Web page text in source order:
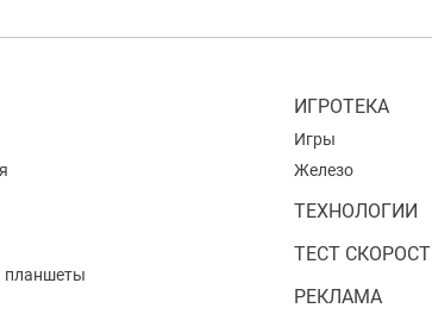
планшеты
ИГРОТЕКА
Игры
Железо
ТЕХНОЛОГИИ
ТЕСТ
РЕКЛАМА